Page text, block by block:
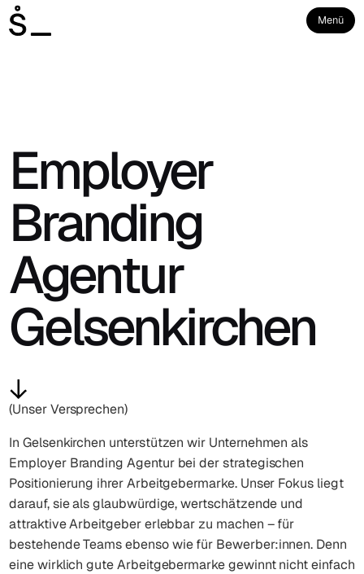
Menü
Employer
Branding
Agentur
Gelsenkirchen
(Unser Versprechen)
In Gelsenkirchen unterstützen wir Unternehmen als
Employer Branding Agentur bei der strategischen
Positionierung ihrer Arbeitgebermarke. Unser Fokus liegt
darauf, sie als glaubwürdige, wertschätzende und
attraktive Arbeitgeber erlebbar zu machen – für
bestehende Teams ebenso wie für Bewerber:innen. Denn
eine wirklich gute Arbeitgebermarke gewinnt nicht einfach